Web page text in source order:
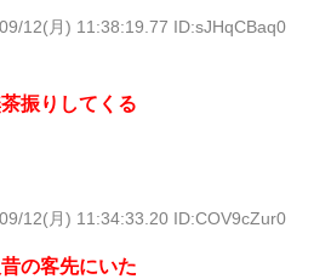
12(月) 11:38:19.77 ID:sJHqCBaq0
振りしてくる
12(月) 11:34:33.20 ID:COV9cZur0
の客先にいた